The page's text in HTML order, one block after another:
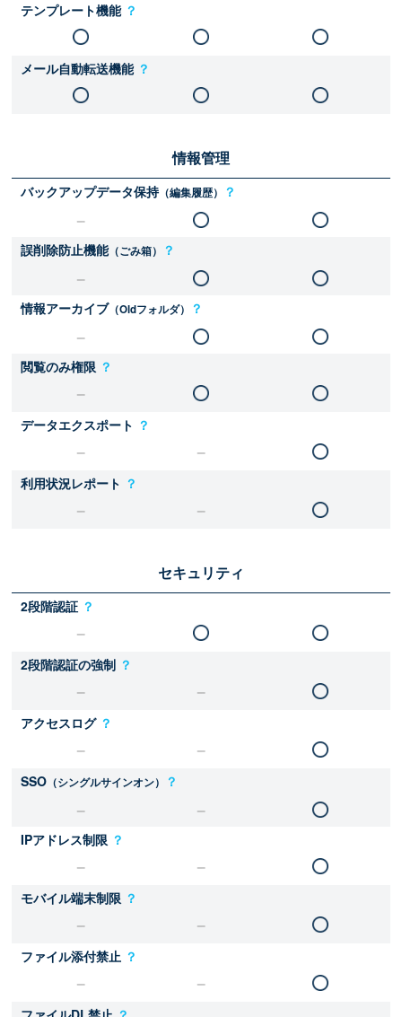
テンプレート機能 ？
メール自動転送機能 ？
情報管理
バックアップデータ保持（編集履歴） ？
誤削除防止機能（ごみ箱） ？
情報アーカイブ（Oldフォルダ） ？
閲覧のみ権限 ？
データエクスポート ？
利用状況レポート ？
セキュリティ
2段階認証 ？
2段階認証の強制 ？
アクセスログ ？
SSO （シングルサインオン） ？
IPアドレス制限 ？
モバイル端末制限 ？
ファイル添付禁止 ？